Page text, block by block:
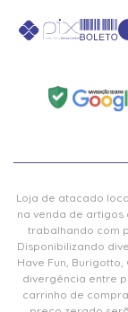
Loja de atacado
na venda de artigos
trabalhando com
Disponibilizando
Have Fun,
divergência entre
carrinho de